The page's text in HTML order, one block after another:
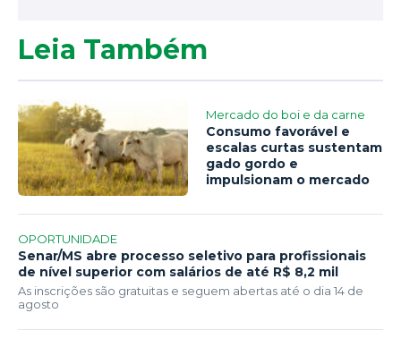
Leia Também
Mercado do boi e da carne
Consumo favorável e
escalas curtas sustentam
gado gordo e
impulsionam o mercado
OPORTUNIDADE
Senar/MS abre processo seletivo para profissionais
de nível superior com salários de até R$ 8,2 mil
As inscrições são gratuitas e seguem abertas até o dia 14 de
agosto